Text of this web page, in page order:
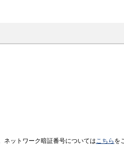
ネットワーク暗証番号についてはこちら を